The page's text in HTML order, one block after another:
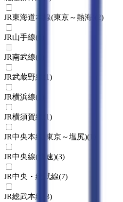
JR東海道本線(東京～熱海) 2)
JR山手線(
JR南武線(
JR武蔵野線 1)
JR横浜線(
JR横須賀線 1)
JR中央本線(東京～塩尻)(
JR中央線(快速)(3)
JR中央・総武線(7)
JR総武本線 3)